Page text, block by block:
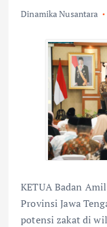
Dinamika Nusantara
KETUA Badan
Provinsi Jawa
potensi zakat di